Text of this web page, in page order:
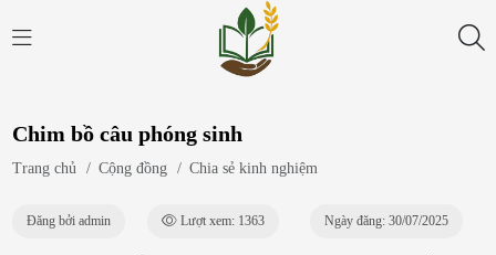
Chim bồ câu phóng sinh
Trang chủ / Cộng đồng / Chia sẻ kinh nghiệm
Đăng bởi admin Lượt xem: 1363 Ngày đăng: 30/07/2025